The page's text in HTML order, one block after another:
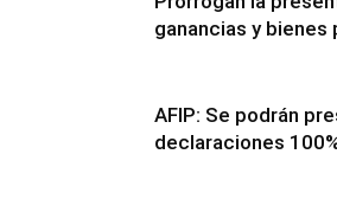
ganancias y bienes
AFIP: Se podrán
declaraciones